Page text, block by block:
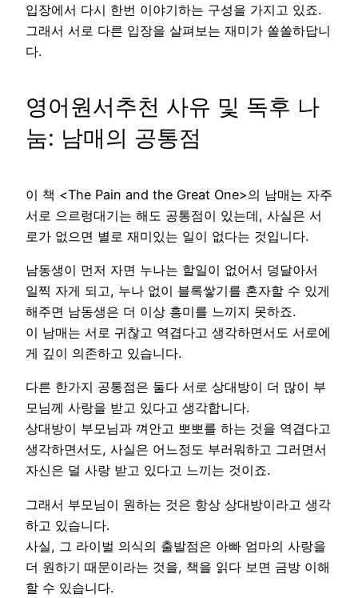
입장에서 다시 한번 이야기하는 구성을 가지고 있죠.
그래서 서로 다른 입장을 살펴보는 재미가 쏠쏠하답니
다.
영어원서추천 사유 및 독후 나
눔: 남매의 공통점
이 책 <The Pain and the Great One>의 남매는 자주
서로 으르렁대기는 해도 공통점이 있는데, 사실은 서
로가 없으면 별로 재미있는 일이 없다는 것입니다.
남동생이 먼저 자면 누나는 할일이 없어서 덩달아서
일찍 자게 되고, 누나 없이 블록쌓기를 혼자할 수 있게
해주면 남동생은 더 이상 흥미를 느끼지 못하죠.
이 남매는 서로 귀찮고 역겹다고 생각하면서도 서로에
게 깊이 의존하고 있습니다.
다른 한가지 공통점은 둘다 서로 상대방이 더 많이 부
모님께 사랑을 받고 있다고 생각합니다.
상대방이 부모님과 껴안고 뽀뽀를 하는 것을 역겹다고
생각하면서도, 사실은 어느정도 부러워하고 그러면서
자신은 덜 사랑 받고 있다고 느끼는 것이죠.
그래서 부모님이 원하는 것은 항상 상대방이라고 생각
하고 있습니다.
사실, 그 라이벌 의식의 출발점은 아빠 엄마의 사랑을
더 원하기 때문이라는 것을, 책을 읽다 보면 금방 이해
할 수 있습니다.